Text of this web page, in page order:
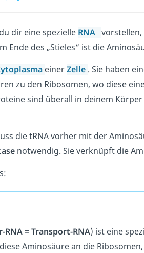
dir eine spezielle RNA vorstellen
Ende des „Stieles“ ist die
einerZelle . Sie haben
zu den Ribosomen, wo diese
sind überall in deinem
die tRNA vorher mit der
notwendig. Sie verknüpft die
RNA = Transport-RNA) ist eine
Aminosäure an die